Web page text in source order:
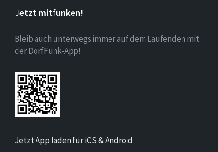
Jetzt mitfunken!
Bleib auch unterwegs immer auf dem Laufenden mit
der DorfFunk-App!
Jetzt App laden für iOS & Android